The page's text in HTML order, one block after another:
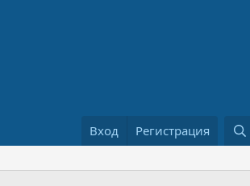
Вход Регистрация